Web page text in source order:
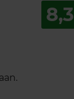
aan.
8,3